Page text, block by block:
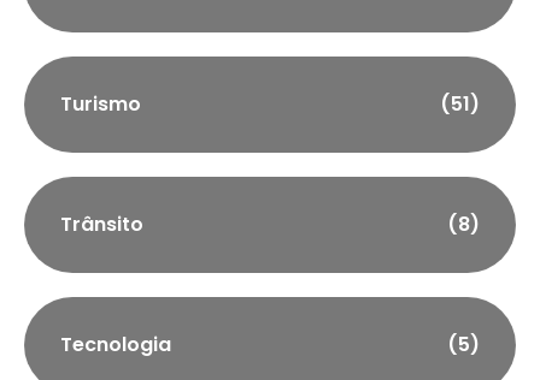
Turismo (51)
Trânsito (8)
Tecnologia (5)